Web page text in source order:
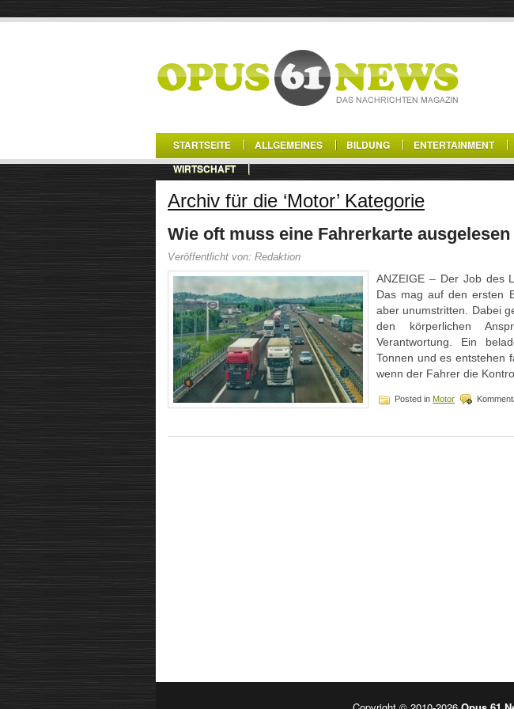
STARTSEITE ALLGEMEINES BILDUNG ENTERTAINMENT
WIRTSCHAFT
Archiv für die ‘Motor’ Kategorie
Wie oft muss eine Fahrerkarte
Veröffentlicht von: Redaktion
ANZEIGE – Der Job des
Das mag auf den ersten
aber unumstritten. Dabei
den körperlichen
Verantwortung. Ein
Tonnen und es entstehen
wenn der Fahrer die
Posted in Motor